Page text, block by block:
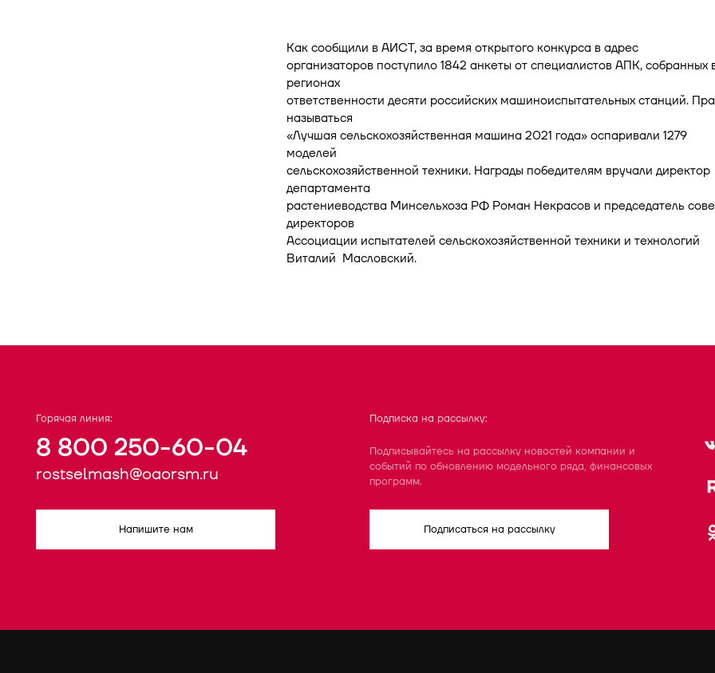
Как сообщили в АИСТ, за время открытого конкурса в адрес
организаторов поступило 1842 анкеты от специалистов АПК, собранных
регионах
ответственности десяти российских машиноиспытательных станций.
называться
«Лучшая сельскохозяйственная машина 2021 года» оспаривали 1279
моделей
сельскохозяйственной техники. Награды победителям вручали директор
департамента
растениеводства Минсельхоза РФ Роман Некрасов и председатель
директоров
Ассоциации испытателей сельскохозяйственной техники и технологий
Виталий Масловский.
Горячая линия:
8 800 250-60-04
rostselmash@oaorsm.ru
Напишите нам
Подписка на рассылку:
Подписывайтесь на рассылку новостей компании и
событий по обновлению модельного ряда, финансовых
программ.
Подписаться на рассылку